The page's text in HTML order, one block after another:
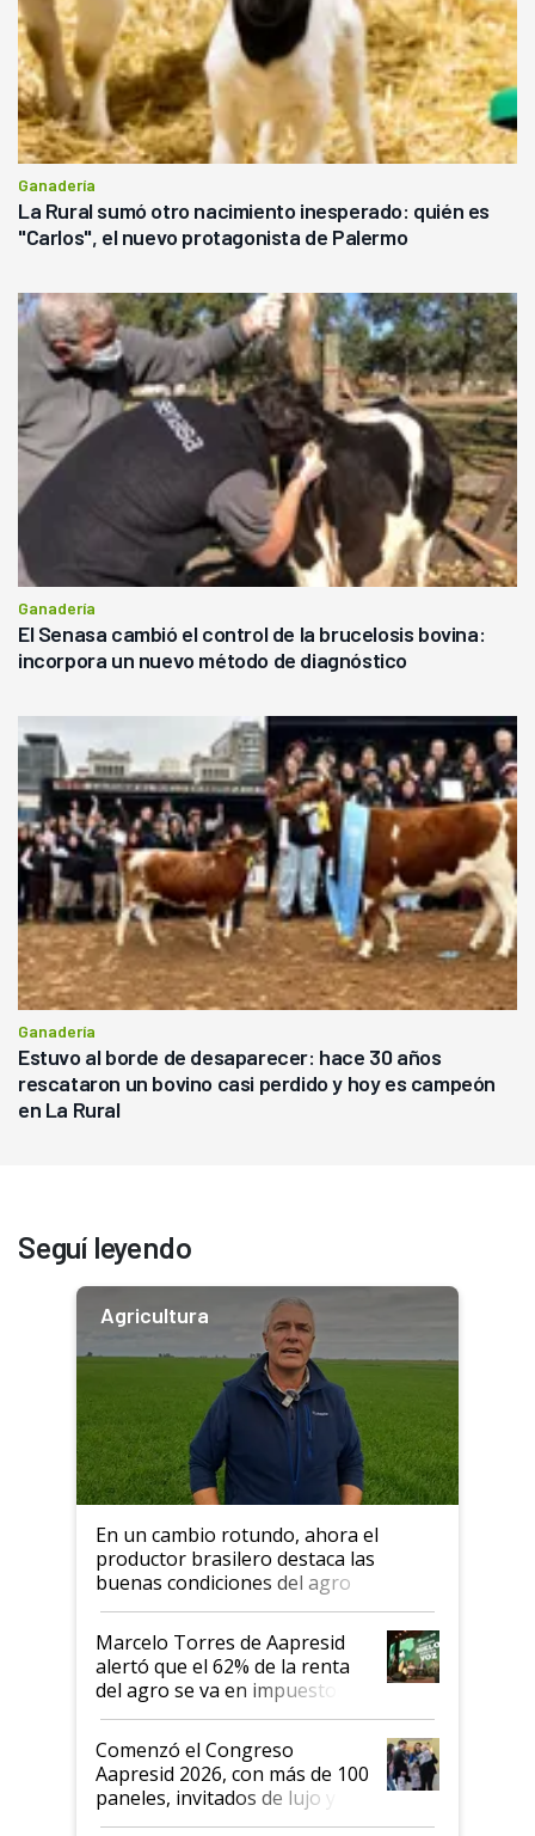
Ganadería
La Rural sumó otro nacimiento inesperado: quién es
"Carlos", el nuevo protagonista de Palermo
Ganadería
El Senasa cambió el control de la brucelosis bovina:
incorpora un nuevo método de diagnóstico
Ganadería
Estuvo al borde de desaparecer: hace 30 años
rescataron un bovino casi perdido y hoy es campeón
en La Rural
Seguí leyendo
Agricultura
En un cambio rotundo, ahora el
productor brasilero destaca las
buenas condiciones del agro
argentino para invertir: "Los veo
más motivados"
Marcelo Torres de Aapresid
alertó que el 62% de la renta
del agro se va en impuestos:
"No es bueno que en
Argentina se sigan discutiendo
las mismas cosas de hace 50
años"
Comenzó el Congreso
Aapresid 2026, con más de 100
paneles, invitados de lujo y
todas las tendencias